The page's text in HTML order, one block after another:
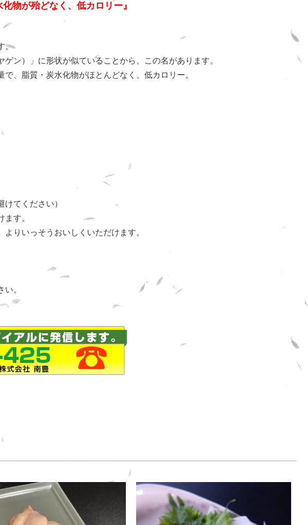
物が殆どなく、低カロリー』
。
ン）」に形状が似ていることから、この名があります。
、脂質・炭水化物がほとんどなく、低カロリー。
てください）
す。
りいっそうおいしくいただけます。
。